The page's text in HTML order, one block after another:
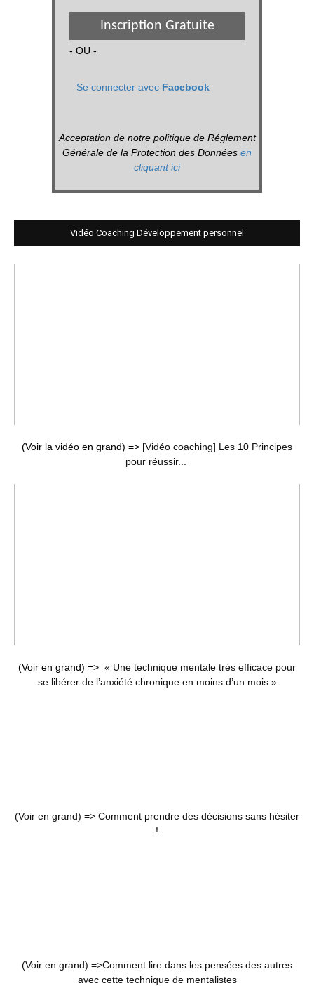
Inscription Gratuite
- OU -
Se connecter avec Facebook
Acceptation de notre politique de Réglement
Générale de la Protection des Données en
cliquant ici
Vidéo Coaching Développement personnel
(Voir la vidéo en grand) => [Vidéo coaching] Les 10 Principes
pour réussir...
(Voir en grand) => « Une technique mentale très efficace pour
se libérer de l’anxiété chronique en moins d’un mois »
(Voir en grand) => Comment prendre des décisions sans hésiter
!
(Voir en grand) =>Comment lire dans les pensées des autres
avec cette technique de mentalistes